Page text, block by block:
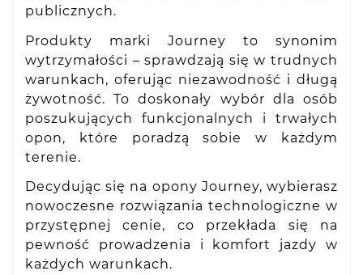
publicznych.
Produkty marki Journey to synonim
wytrzymałości – sprawdzają się w trudnych
warunkach, oferując niezawodność i długą
żywotność. To doskonały wybór dla osób
poszukujących funkcjonalnych i trwałych
opon, które poradzą sobie w każdym
terenie.
Decydując się na opony Journey, wybierasz
nowoczesne rozwiązania technologiczne w
przystępnej cenie, co przekłada się na
pewność prowadzenia i komfort jazdy w
każdych warunkach.